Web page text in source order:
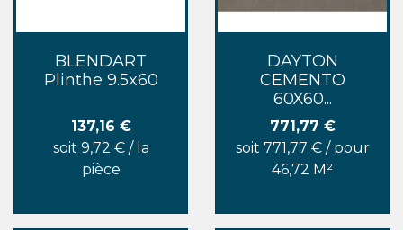
BLENDART
Plinthe 9.5x60
Prix
137,16 €
soit 9,72 € / la
pièce
DAYTON
CEMENTO
60X60...
Prix
771,77 €
soit 771,77 € / pour
46,72 M²